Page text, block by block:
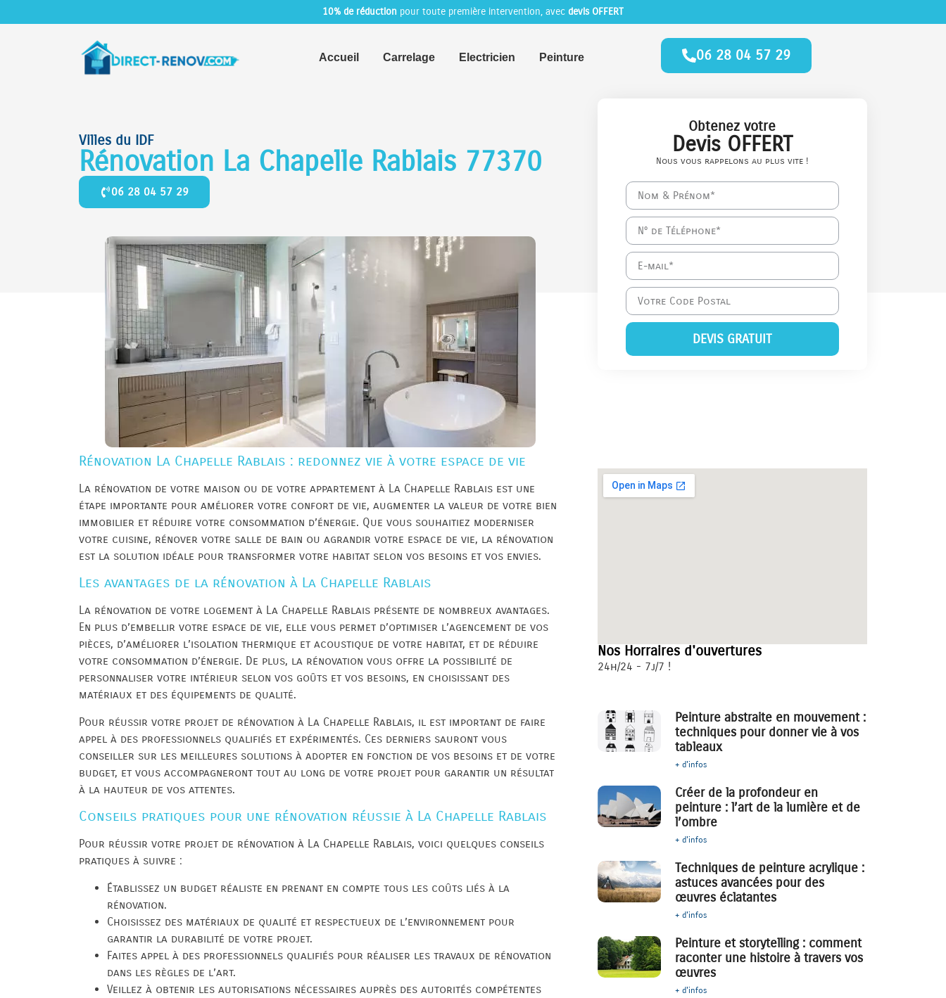
10% de réduction pour toute première intervention, avec devis OFFERT
Accueil Carrelage Electricien Peinture 06 28 04 57 29
Villes du IDF
Rénovation La Chapelle Rablais 77370
06 28 04 57 29
Obtenez votre
Devis OFFERT
Nous vous rappelons au plus vite !
DEVIS GRATUIT
Rénovation La Chapelle Rablais : redonnez vie à votre espace de vie
La rénovation de votre maison ou de votre appartement à La Chapelle Rablais est une
étape importante pour améliorer votre confort de vie, augmenter la valeur de votre bien
immobilier et réduire votre consommation d’énergie. Que vous souhaitiez moderniser
votre cuisine, rénover votre salle de bain ou agrandir votre espace de vie, la rénovation
est la solution idéale pour transformer votre habitat selon vos besoins et vos envies.
Les avantages de la rénovation à La Chapelle Rablais
La rénovation de votre logement à La Chapelle Rablais présente de nombreux avantages.
En plus d’embellir votre espace de vie, elle vous permet d’optimiser l’agencement de vos
pièces, d’améliorer l’isolation thermique et acoustique de votre habitat, et de réduire
votre consommation d’énergie. De plus, la rénovation vous offre la possibilité de
personnaliser votre intérieur selon vos goûts et vos besoins, en choisissant des
matériaux et des équipements de qualité.
Pour réussir votre projet de rénovation à La Chapelle Rablais, il est important de faire
appel à des professionnels qualifiés et expérimentés. Ces derniers sauront vous
conseiller sur les meilleures solutions à adopter en fonction de vos besoins et de votre
budget, et vous accompagneront tout au long de votre projet pour garantir un résultat
à la hauteur de vos attentes.
Conseils pratiques pour une rénovation réussie à La Chapelle Rablais
Pour réussir votre projet de rénovation à La Chapelle Rablais, voici quelques conseils
pratiques à suivre :
Établissez un budget réaliste en prenant en compte tous les coûts liés à la
rénovation.
Choisissez des matériaux de qualité et respectueux de l’environnement pour
garantir la durabilité de votre projet.
Faites appel à des professionnels qualifiés pour réaliser les travaux de rénovation
dans les règles de l’art.
Veillez à obtenir les autorisations nécessaires auprès des autorités compétentes
Nos Horraires d'ouvertures
24h/24 - 7j/7 !
Peinture abstraite en mouvement :
techniques pour donner vie à vos
tableaux
+ d'infos
Créer de la profondeur en
peinture : l’art de la lumière et de
l’ombre
+ d'infos
Techniques de peinture acrylique :
astuces avancées pour des
œuvres éclatantes
+ d'infos
Peinture et storytelling : comment
raconter une histoire à travers vos
œuvres
+ d'infos